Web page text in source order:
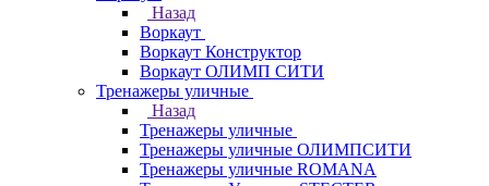
Назад
Воркаут
Воркаут Конструктор
Воркаут ОЛИМП СИТИ
Тренажеры уличные
Назад
Тренажеры уличные
Тренажеры уличные ОЛИМПСИТИ
Тренажеры уличные ROMANA